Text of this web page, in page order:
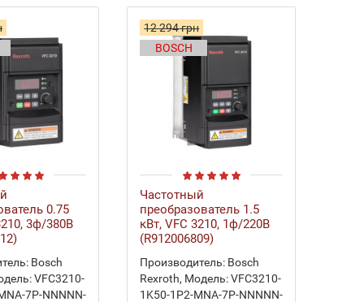
0.75
3ф/380В
Bosch
VFC3210-
7P-NNNNN-
12 294 грн
BOSCH
Частотный
преобразователь 1.5
кВт, VFC 3210, 1ф/220В
(R912006809)
Производитель: Bosch
Rexroth, Модель: VFC3210-
1K50-1P2-MNA-7P-NNNNN-